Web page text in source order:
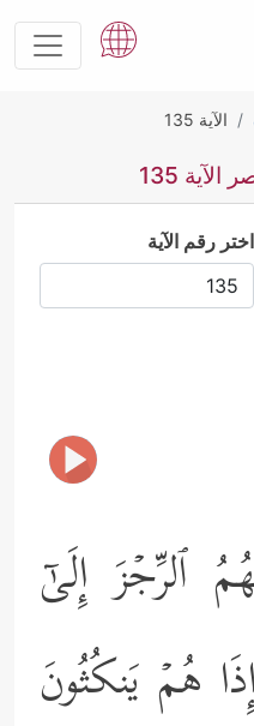
الآية 135
135
اختر رقم الآية
ٱلرِّجۡزَ إِلَىٰۤ
هُمۡ یَنكُثُونَ